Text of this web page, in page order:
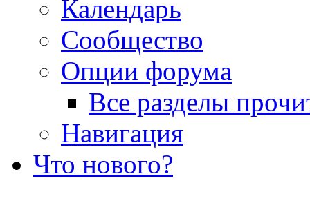
Календарь
Сообщество
Опции форума
Все разделы
Навигация
Что нового?